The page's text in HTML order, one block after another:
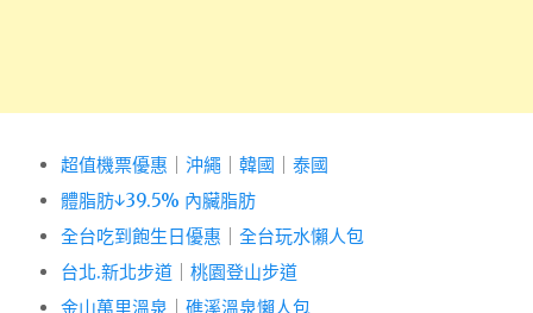
超值機票優惠 沖繩 韓國
泰國
體脂肪↓39.5% 內臟脂肪
全台吃到飽生日優惠
全台玩水懶人包
台北.新北步道
桃園登山步道
金山萬里溫泉
礁溪溫泉懶人包